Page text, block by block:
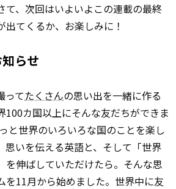
て、次回はいよいよこの連載の最終
てくるか、お楽しみに！
らせ
ってたくさんの思い出を一緒に作る
100カ国以上にそんな友だちができま
と世界のいろいろな国のことを楽し
思いを伝える英語と、そして「世界
を伸ばしていただけたら。そんな思
を11月から始めました。世界中に友